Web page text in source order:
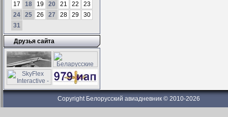
17
18 19 20 21 22
23
24
25 26 27 28 29
30
31
Друзья сайта
Copyright Белорусский авиадневник © 2010-2026